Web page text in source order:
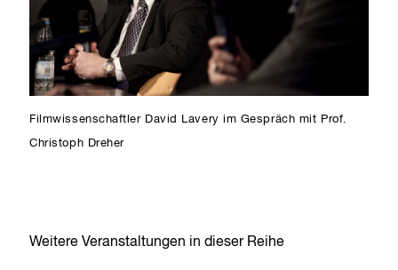
Filmwissenschaftler David Lavery im Gespräch mit Prof.
Christoph Dreher
Weitere Veranstaltungen in dieser Reihe